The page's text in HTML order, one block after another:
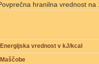
hranilna vrednost na
Energijska vrednost v kJ/kcal
Maščobe